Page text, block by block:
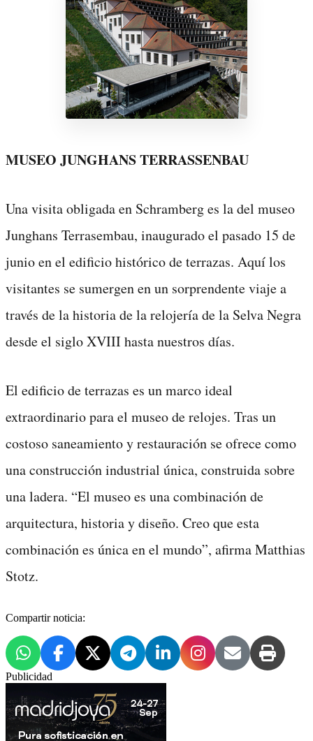
MUSEO JUNGHANS TERRASSENBAU
Una visita obligada en Schramberg es la del museo
Junghans Terrasembau, inaugurado el pasado 15 de
junio en el edificio histórico de terrazas. Aquí los
visitantes se sumergen en un sorprendente viaje a
través de la historia de la relojería de la Selva Negra
desde el siglo XVIII hasta nuestros días.
El edificio de terrazas es un marco ideal
extraordinario para el museo de relojes. Tras un
costoso saneamiento y restauración se ofrece como
una construcción industrial única, construida sobre
una ladera. “El museo es una combinación de
arquitectura, historia y diseño. Creo que esta
combinación es única en el mundo”, afirma Matthias
Stotz.
Compartir noticia:
Publicidad